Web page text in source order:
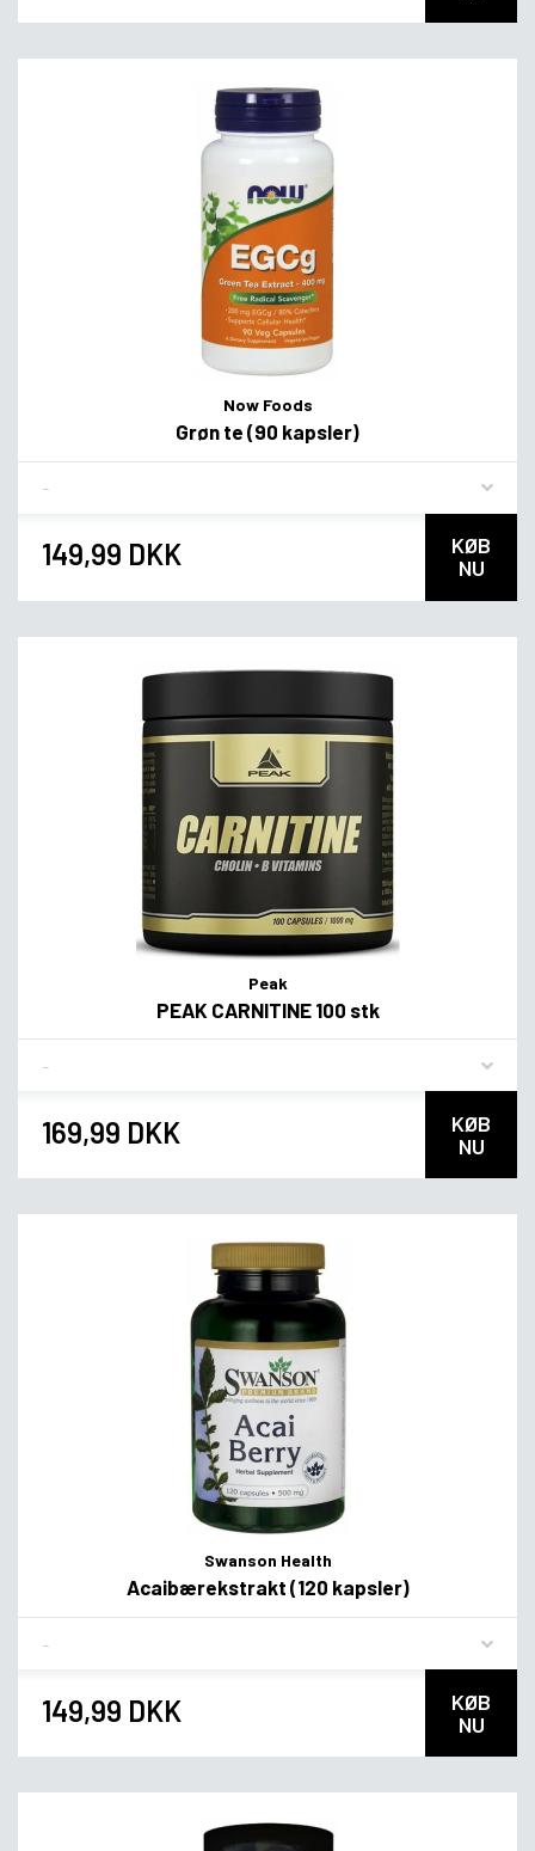
Now Foods
Grøn te (90 kapsler)
149,99 DKK
KØB
NU
Peak
PEAK CARNITINE 100 stk
169,99 DKK
KØB
NU
Swanson Health
Acaibærekstrakt (120 kapsler)
149,99 DKK
KØB
NU